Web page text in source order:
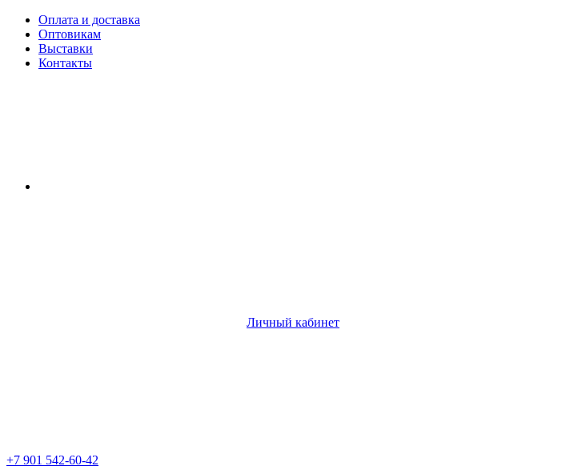
Оплата и доставка
Оптовикам
Выставки
Контакты
Личный кабинет
+7 901 542-60-42